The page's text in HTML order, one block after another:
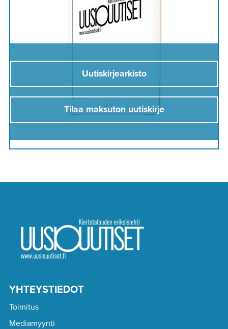
Uutiskirjearkisto
Tilaa maksuton uutiskirje
YHTEYSTIEDOT
Toimitus
Mediamyynti